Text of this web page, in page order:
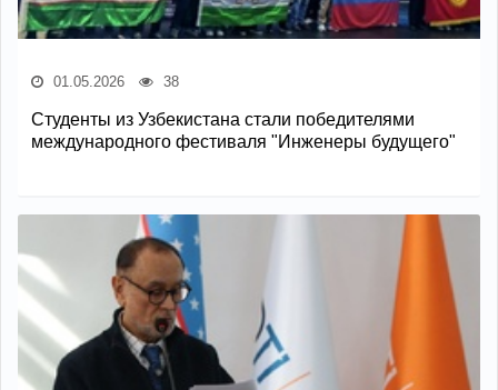
01.05.2026 38
Студенты из Узбекистана стали победителями
международного фестиваля "Инженеры будущего"